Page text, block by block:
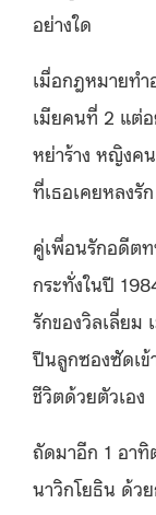
อย่างใด
เมื่อกฎหมายทำ
เมียคนที่ 2 แต่
หย่าร้าง หญิงค
ที่เธอเคยหลงรั
คู่เพื่อนรักอดีต
กระทั่งในปี
รักของวิลเลี่ยม
ปืนลูกซองซัดเข้
ชีวิตด้วยตัวเอง
ถัดมาอีก 1 อาทิ
นาวิกโยธิน ด้ว